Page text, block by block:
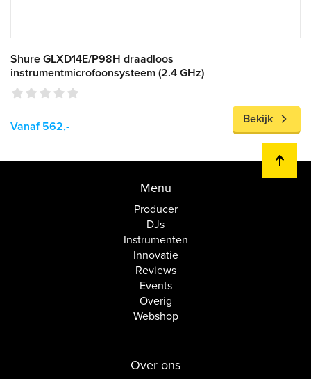
Shure GLXD14E/P98H draadloos
instrumentmicrofoonsysteem (2.4 GHz)
Vanaf 562,-
Bekijk
Menu
Producer
DJs
Instrumenten
Innovatie
Reviews
Events
Overig
Webshop
Over ons